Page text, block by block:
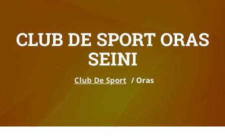
CLUB DE SPORT ORAS
SEINI
Club De Sport / Oras